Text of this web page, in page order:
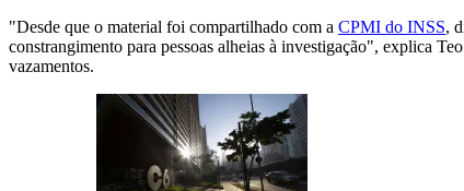
"Desde que o material foi compartilhado com a CPMI do INSS,
constrangimento para pessoas alheias à investigação", explica
vazamentos.